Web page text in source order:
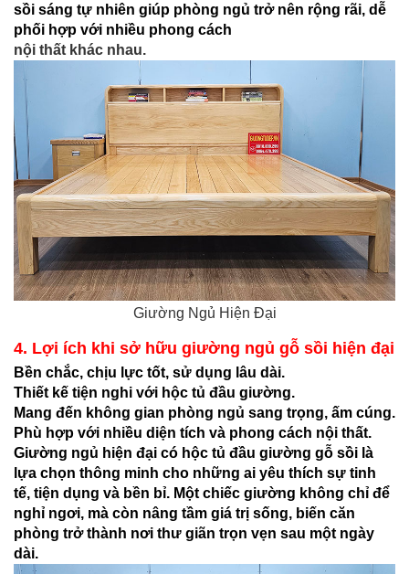
sồi sáng tự nhiên giúp phòng ngủ trở nên rộng rãi, dễ
phối hợp với nhiều phong cách
nội thất khác nhau.
Giường Ngủ Hiện Đại
4. Lợi ích khi sở hữu giường ngủ gỗ sồi hiện đại
Bền chắc, chịu lực tốt, sử dụng lâu dài.
Thiết kế tiện nghi với hộc tủ đầu giường.
Mang đến không gian phòng ngủ sang trọng, ấm cúng.
Phù hợp với nhiều diện tích và phong cách nội thất.
Giường ngủ hiện đại có hộc tủ đầu giường gỗ sồi là
lựa chọn thông minh cho những ai yêu thích sự tinh
tế, tiện dụng và bền bỉ. Một chiếc giường không chỉ để
nghỉ ngơi, mà còn nâng tầm giá trị sống, biến căn
phòng trở thành nơi thư giãn trọn vẹn sau một ngày
dài.